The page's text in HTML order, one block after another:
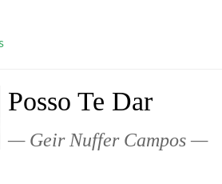
Posso Te Dar
Geir Nuffer Campos